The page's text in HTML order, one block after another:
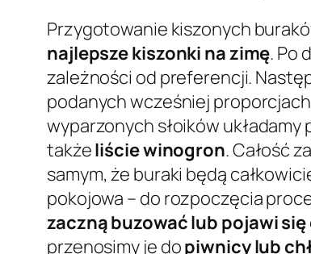
Przygotowanie kiszonych
najlepsze kiszonki na zimę. Po
zależności od preferencji.
podanych wcześniej
wyparzonych słoików
takżeliście winogron. Całość
samym, że buraki będą
pokojowa – do rozpoczęcia
zaczną buzować lub pojawi
przenosimy je dopiwnicy lub